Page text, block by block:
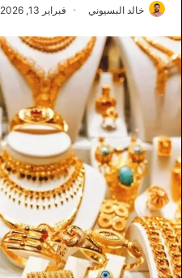
خالد البسيوني فبراير 13, 2026